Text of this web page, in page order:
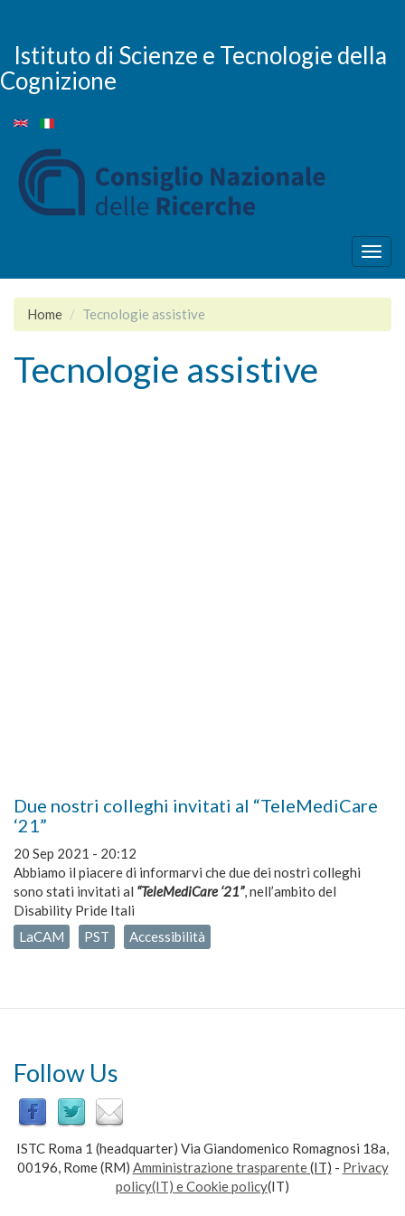
main
content
Istituto di Scienze e Tecnologie della
Cognizione
Home Tecnologie assistive
Tecnologie assistive
Due nostri colleghi invitati al “TeleMediCare
‘21”
20 Sep 2021 - 20:12
Abbiamo il piacere di informarvi che due dei nostri colleghi
sono stati invitati al “TeleMediCare ‘21”, nell’ambito del
Disability Pride Itali
LaCAM
PST Accessibilità
Follow Us
ISTC Roma 1 (headquarter) Via Giandomenico Romagnosi 18a,
00196, Rome (RM) Amministrazione trasparente(IT) - Privacy
policy(IT) e Cookie policy(IT)